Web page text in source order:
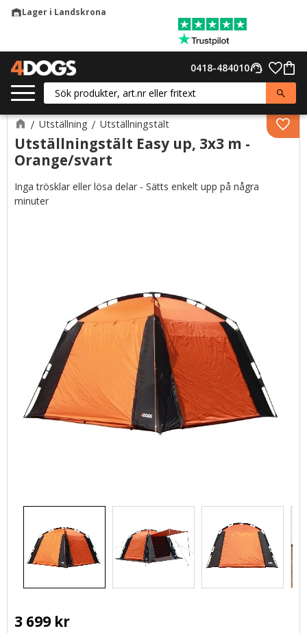
warehouseLager i Landskrona
support_agent
0418-484010
Utställning Utställningstält
Utställningstält Easy up, 3x3 m -
Orange/svart
Inga trösklar eller lösa delar - Sätts enkelt upp på några
minuter
3 699kr